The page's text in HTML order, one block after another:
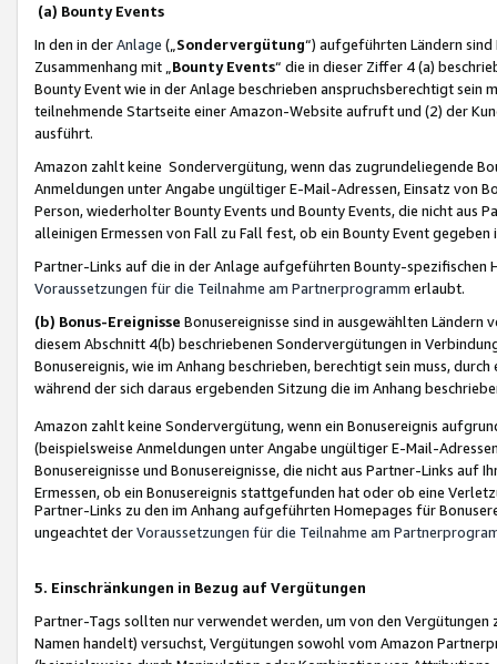
(a) Bounty Events
In den in derAnlage („ Sondervergütung“) aufgeführten Ländern
Zusammenhang mit „ Bounty Events“ die in dieser Ziffer 4 (a)
Bounty Event wie in der Anlage beschrieben anspruchsberechtigt sein
teilnehmende Startseite einer Amazon-Website aufruft und (2) der
ausführt.
Amazon zahlt keine Sondervergütung, wenn das zugrundeliegende
Anmeldungen unter Angabe ungültiger E-Mail-Adressen, Einsatz von
Person, wiederholter Bounty Events und Bounty Events, die nicht
alleinigen Ermessen von Fall zu Fall fest, ob ein Bounty Event
Partner-Links auf die in der Anlage aufgeführten Bounty-spezifischen
Voraussetzungen für die Teilnahme am Partnerprogramm erlaubt.
(b) Bonus-Ereignisse Bonusereignisse sind in ausgewählten Ländern
diesem Abschnitt 4(b) beschriebenen Sondervergütungen in
Bonusereignis, wie im Anhang beschrieben, berechtigt sein muss,
während der sich daraus ergebenden Sitzung die im Anhang
Amazon zahlt keine Sondervergütung, wenn ein Bonusereignis
(beispielsweise Anmeldungen unter Angabe ungültiger E-Mail-
Bonusereignisse und Bonusereignisse, die nicht aus Partner-Links auf
Ermessen, ob ein Bonusereignis stattgefunden hat oder ob eine
Partner-Links zu den im Anhang aufgeführten Homepages für
ungeachtet derVoraussetzungen für die Teilnahme am
5. Einschränkungen in Bezug auf Vergütungen
Partner-Tags sollten nur verwendet werden, um von den
Namen handelt) versuchst, Vergütungen sowohl vom Amazon